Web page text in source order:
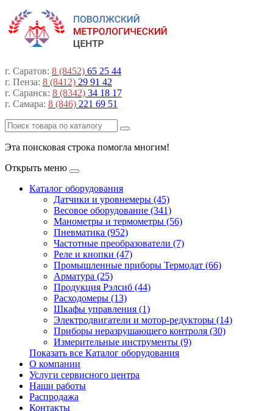
г. Саратов: 8 (8452) 65 25 44
г. Пенза: 8 (8412) 29 91 42
г. Саранск: 8 (8342) 34 18 17
г. Самара: 8 (846) 221 69 51
Эта поисковая строка помогла многим!
Открыть меню
Каталог оборудования
Датчики и уровнемеры (45)
Весовое оборудование (341)
Манометры и термометры (56)
Пневматика (952)
Частотные преобразователи (7)
Реле и кнопки (47)
Промышленные приборы Термодат (66)
Арматура (25)
Продукция Рэлсиб (44)
Расходомеры (13)
Шкафы управления (1)
Электродвигатели и мотор-редукторы (14)
Приборы неразрушающего контроля (30)
Измерительные инструменты (9)
Показать все Каталог оборудования
О компании
Услуги сервисного центра
Наши работы
Распродажа
Контакты